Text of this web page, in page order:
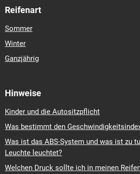
Reifenart
Sommer
Winter
Ganzjährig
Hinweise
Kinder und die Autositzpflicht
Was bestimmt den
Was ist das ABS-System und was ist zu
Leuchte leuchtet?
Welchen Druck sollte ich in meinen